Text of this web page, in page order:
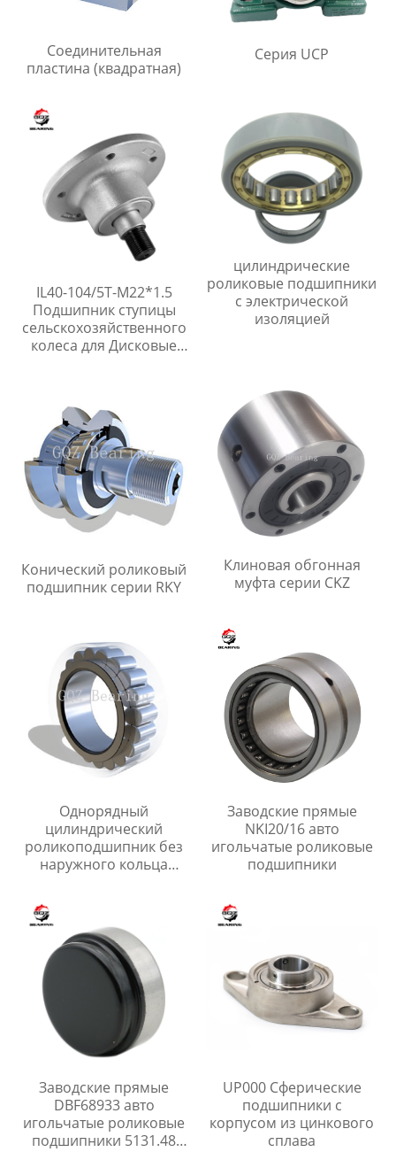
Соединительная
пластина (квадратная)
Серия UCP
IL40-104/5T-M22*1.5
Подшипник ступицы
сельскохозяйственного
колеса для Дисковые
цилиндрические
роликовые подшипники
с электрической
изоляцией
Конический роликовый
подшипник серии RKY
Клиновая обгонная
муфта серии CKZ
Однорядный
цилиндрический
роликоподшипник без
наружного кольца
Заводские прямые
NKI20/16 авто
игольчатые роликовые
подшипники
Заводские прямые
DBF68933 авто
игольчатые роликовые
подшипники 5131.48
UP000 Сферические
подшипники с
корпусом из цинкового
сплава